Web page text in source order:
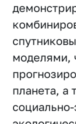
моделями,
планета, а